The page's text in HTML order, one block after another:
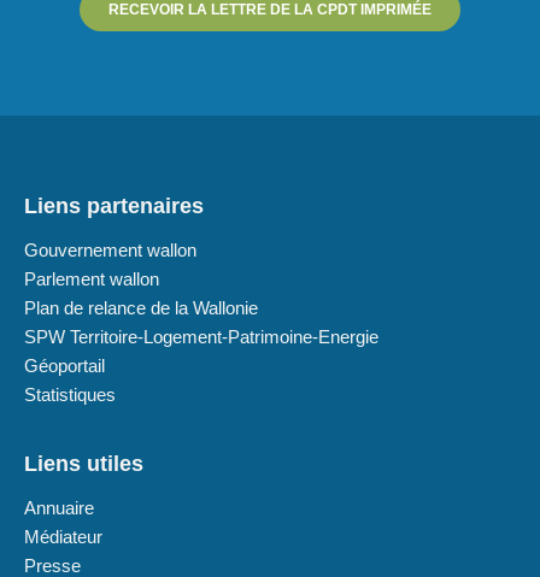
RECEVOIR LA LETTRE DE LA CPDT IMPRIMÉE
Liens partenaires
Gouvernement wallon
Parlement wallon
Plan de relance de la Wallonie
SPW Territoire-Logement-Patrimoine-Energie
Géoportail
Statistiques
Liens utiles
Annuaire
Médiateur
Presse